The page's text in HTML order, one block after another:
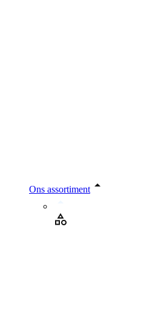
Ons assortiment